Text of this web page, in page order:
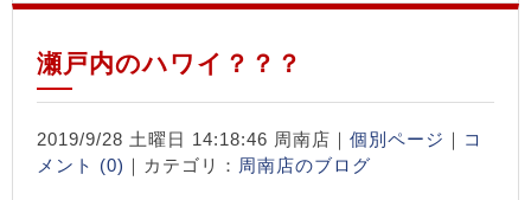
瀬戸内のハワイ？？？
2019/9/28 土曜日 14:18:46 周南店｜ 個別ページ ｜ コ
メント (0) ｜カテゴリ： 周南店のブログ